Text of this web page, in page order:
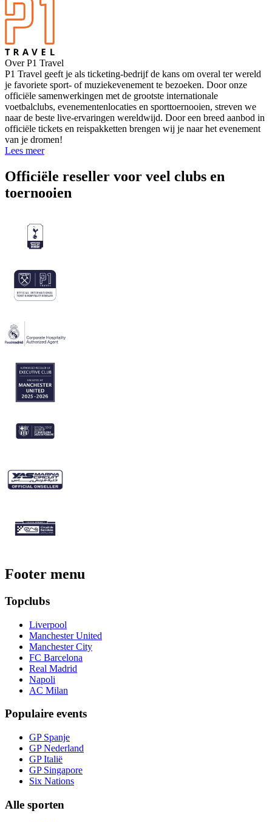
Over P1 Travel
P1 Travel geeft je als ticketing-bedrijf de kans om overal ter wereld
je favoriete sport- of muziekevenement te bezoeken. Door onze
officiële samenwerkingen met de grootste internationale
voetbalclubs, evenementenlocaties en sporttoernooien, streven we
naar de beste live-ervaringen wereldwijd. Door een breed aanbod in
officiële tickets en reispakketten brengen wij je naar het evenement
van je dromen!
Lees meer
Officiële reseller voor veel clubs en
toernooien
Footer menu
Topclubs
Liverpool
Manchester United
Manchester City
FC Barcelona
Real Madrid
Napoli
AC Milan
Populaire events
GP Spanje
GP Nederland
GP Italië
GP Singapore
Six Nations
Alle sporten